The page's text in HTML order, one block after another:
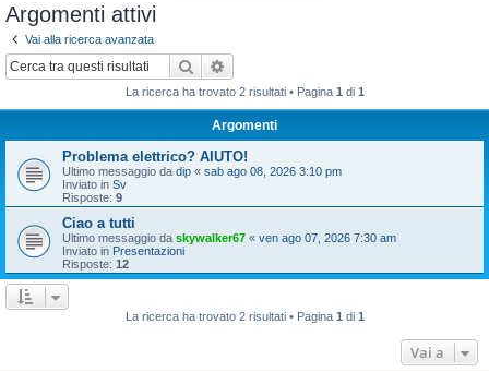
Argomenti attivi
Vai alla ricerca avanzata
Cerca
La ricerca ha trovato 2 risultati • Pagina 1 di 1
Argomenti
Problema elettrico? AIUTO!
Ultimo messaggio da dip « sab ago 08, 2026 3:10 pm
Inviato in Sv
Risposte: 9
Ciao a tutti
Ultimo messaggio da skywalker67 « ven ago 07, 2026 7:30 am
Inviato in Presentazioni
Risposte: 12
La ricerca ha trovato 2 risultati • Pagina 1 di 1
Vai a